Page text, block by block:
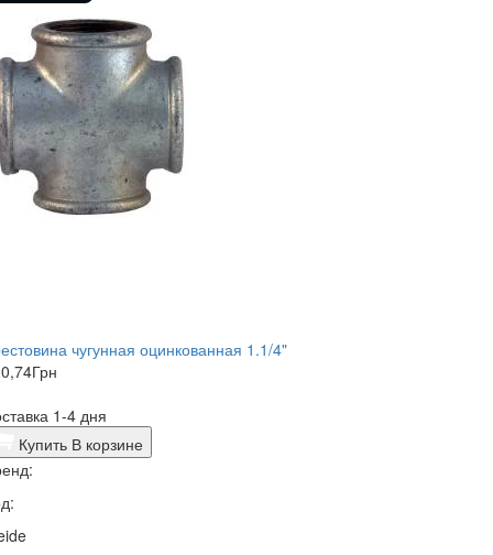
чугунная оцинкованная 1.1/4"
Грн
1-4 дня
Купить В корзине